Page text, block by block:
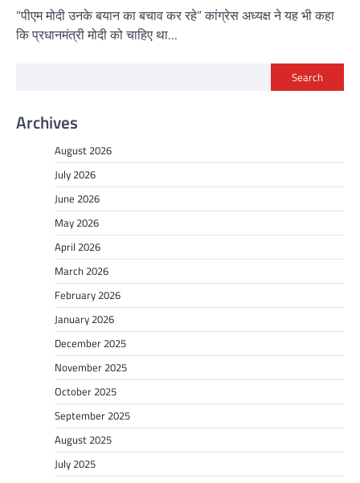
“पीएम मोदी उनके बयान का बचाव कर रहे” कांग्रेस अध्यक्ष ने यह भी कहा
कि प्रधानमंत्री मोदी को चाहिए था…
Search
Archives
August 2026
July 2026
June 2026
May 2026
April 2026
March 2026
February 2026
January 2026
December 2025
November 2025
October 2025
September 2025
August 2025
July 2025